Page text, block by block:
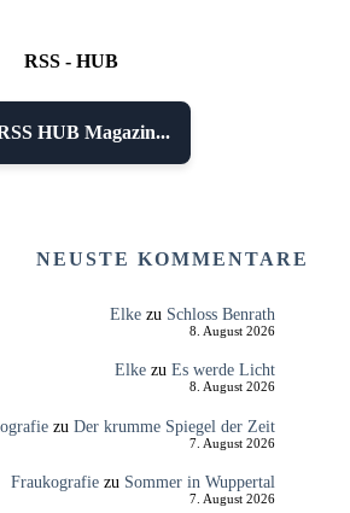
RSS - HUB
HUB Magazin...
NEUSTE KOMMENTARE
Elkezu Schloss Benrath
8. August 2026
Elkezu Es werde Licht
8. August 2026
zu Der krumme Spiegel der Zeit
7. August 2026
Fraukografiezu Sommer in Wuppertal
7. August 2026